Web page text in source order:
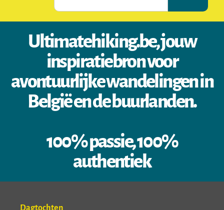
Ultimatehiking.be, jouw
inspiratiebron voor
avontuurlijke wandelingen in
België en de buurlanden.
100% passie, 100%
authentiek
Dagtochten